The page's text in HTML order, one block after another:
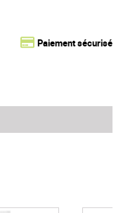
Paiement sécurisé